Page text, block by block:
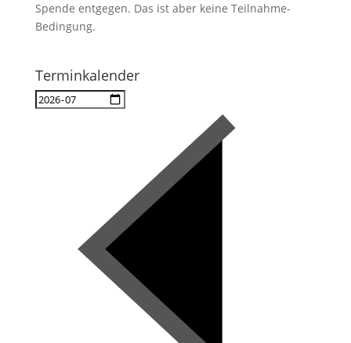
Spende entgegen. Das ist aber keine Teilnahme-
Bedingung.
Terminkalender